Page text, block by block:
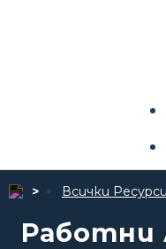
Всички
Работни